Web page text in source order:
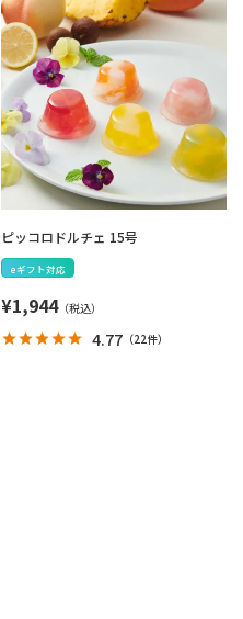
ピッコロドルチェ 15号
eギフト対応
¥1,944
4.77 （22件）